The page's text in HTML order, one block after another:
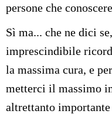
persone che
Sì ma... che ne dici
imprescindibile
la massima cura, e
metterci il massimo
altrettanto